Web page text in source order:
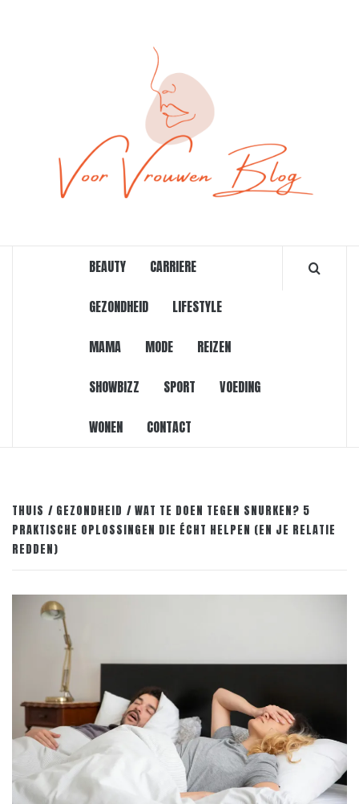
BEAUTY CARRIERE
GEZONDHEID LIFESTYLE
MAMA MODE REIZEN
SHOWBIZZ SPORT VOEDING
WONEN CONTACT
THUIS GEZONDHEID
WAT TE DOEN TEGEN SNURKEN? 5
PRAKTISCHE OPLOSSINGEN DIE ÉCHT HELPEN (EN JE RELATIE
REDDEN)